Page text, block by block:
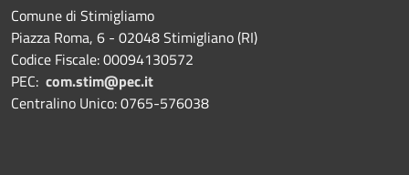
Comune di Stimigliamo
Piazza Roma, 6 - 02048 Stimigliano (RI)
Codice Fiscale: 00094130572
PEC: com.stim@pec.it
Centralino Unico: 0765-576038